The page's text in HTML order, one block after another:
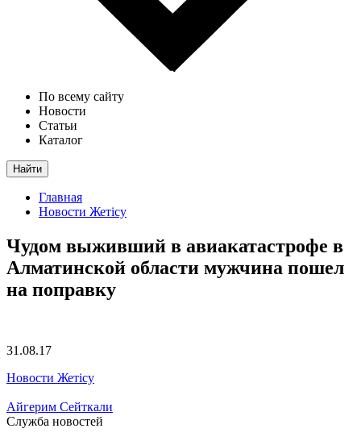
По всему сайту
Новости
Статьи
Каталог
Найти
Главная
Новости Жетісу
Чудом выживший в авиакатастрофе в
Алматинской области мужчина пошел
на поправку
31.08.17
Новости Жетісу
Айгерим Сейткали
Служба новостей